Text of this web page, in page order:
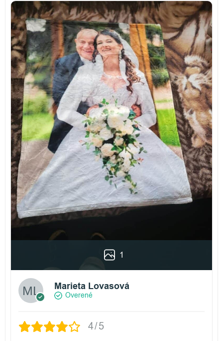
1
Marieta Lovasová
Overené
4/5